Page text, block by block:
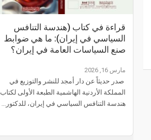
قراءة في كتاب (هندسة التنافس
السياسي في إيران): ما هي ضوابط
صنع السياسات العامة في إيران؟
مارس 16, 2026
صدر حديثاً عن دار أمجد للنشر والتوزيع في
المملكة الأردنية الهاشمية الطبعة الأولى لكتاب
هندسة التنافس السياسي في إيران، للدكتور…